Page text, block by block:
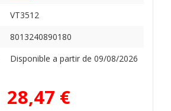
VT3512
8013240890180
Disponible a partir de 09/08/2026
28,47 €